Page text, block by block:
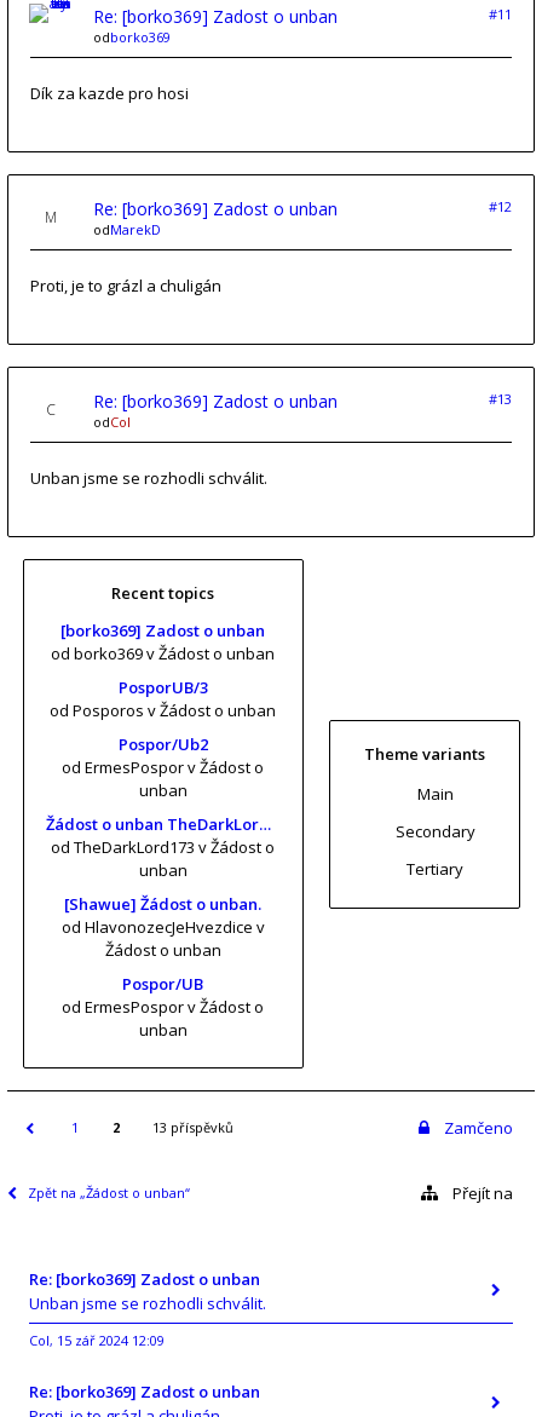
Re: [borko369] Zadost o unban
#11
odborko369
Dík za kazde pro hosi
Re: [borko369] Zadost o unban
#12
odMarekD
Proti, je to grázl a chuligán
Re: [borko369] Zadost o unban
#13
odCol
Unban jsme se rozhodli schválit.
Recent topics
[borko369] Zadost o unban
od borko369v Žádost o unban
PosporUB/3
od Posporos v Žádost o unban
Pospor/Ub2
od ErmesPosporv Žádost o
unban
Žádost o unban TheDarkLord173 (risa11, KrtkuvDort, MrKrabs) [vol. 2]
od TheDarkLord173 v Žádost o
unban
[Shawue] Žádost o unban.
od HlavonozecJeHvezdice v
Žádost o unban
Pospor/UB
od ErmesPosporv Žádost o
unban
Theme variants
Main
Secondary
Tertiary
1 2 13 příspěvků Zamčeno
Zpět na „Žádost o unban“ Přejít na
Re: [borko369] Zadost o unban
Unban jsme se rozhodli schválit.
Col, 15 zář 2024 12:09
Re: [borko369] Zadost o unban